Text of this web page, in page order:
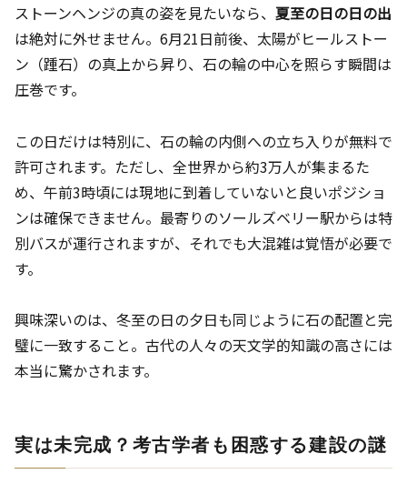
ストーンヘンジの真の姿を見たいなら、 夏至の日の日の出
は絶対に外せません。6月21日前後、太陽がヒールストー
ン（踵石）の真上から昇り、石の輪の中心を照らす瞬間は
圧巻です。
この日だけは特別に、石の輪の内側への立ち入りが無料で
許可されます。ただし、全世界から約3万人が集まるた
め、午前3時頃には現地に到着していないと良いポジショ
ンは確保できません。最寄りのソールズベリー駅からは特
別バスが運行されますが、それでも大混雑は覚悟が必要で
す。
興味深いのは、冬至の日の夕日も同じように石の配置と完
璧に一致すること。古代の人々の天文学的知識の高さには
本当に驚かされます。
実は未完成？考古学者も困惑する建設の謎